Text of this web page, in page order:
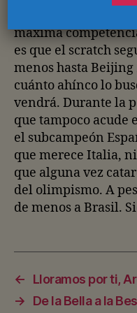
máxima
es que el scratch
menos hasta
cuánto ahínco lo
vendrá. Durante la
que tampoco acude
el subcampeón
que merece Italia,
que alguna vez
del olimpismo. A
de menos a Brasil.
←
Lloramos por ti,
→
De la Bella a la